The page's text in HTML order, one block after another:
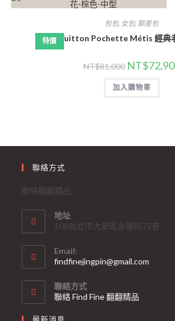
特價
包包, 女包, 郵差包
Louis Vuitton Pochette Métis 經典
NT$81,000 NT$
加入購物車
聯絡方式
聯絡翻翻精品
地址
106台北市大安區永康街75巷
Email:
findfinejingpin@gmail.com
聯絡方式
聯絡 Find Fine 翻翻精品